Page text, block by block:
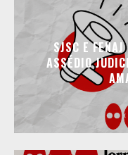
SJSC E
ASSÉDIO